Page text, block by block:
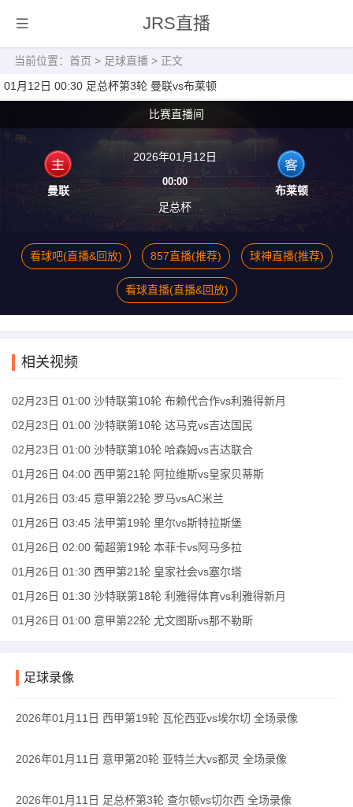
JRS直播
当前位置： 首页 > 足球直播 > 正文
01月12日 00:30 足总杯第3轮 曼联vs布莱顿
比赛直播间
曼联
2026年01月12日
00:00
足总杯
布莱顿
看球吧(直播&回放) 857直播(推荐) 球神直播(推荐)
看球直播(直播&回放)
相关视频
02月23日 01:00 沙特联第10轮 布赖代合作vs利雅得新月
02月23日 01:00 沙特联第10轮 达马克vs吉达国民
02月23日 01:00 沙特联第10轮 哈森姆vs吉达联合
01月26日 04:00 西甲第21轮 阿拉维斯vs皇家贝蒂斯
01月26日 03:45 意甲第22轮 罗马vsAC米兰
01月26日 03:45 法甲第19轮 里尔vs斯特拉斯堡
01月26日 02:00 葡超第19轮 本菲卡vs阿马多拉
01月26日 01:30 西甲第21轮 皇家社会vs塞尔塔
01月26日 01:30 沙特联第18轮 利雅得体育vs利雅得新月
01月26日 01:00 意甲第22轮 尤文图斯vs那不勒斯
足球录像
2026年01月11日 西甲第19轮 瓦伦西亚vs埃尔切 全场录像
2026年01月11日 意甲第20轮 亚特兰大vs都灵 全场录像
2026年01月11日 足总杯第3轮 查尔顿vs切尔西 全场录像